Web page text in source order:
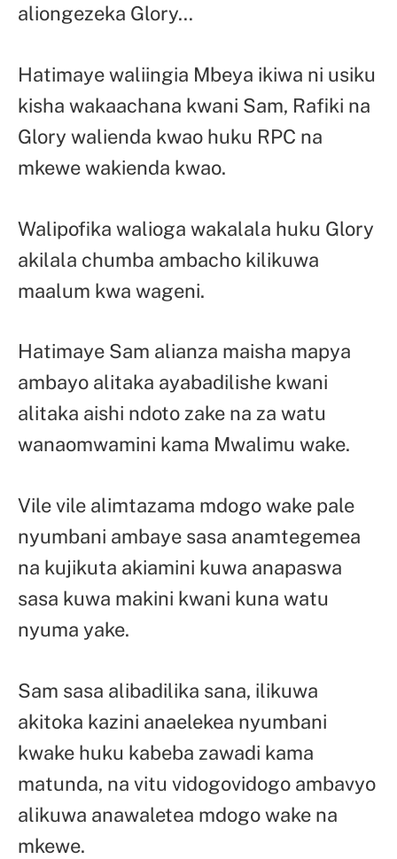
aliongezeka Glory…
Hatimaye waliingia Mbeya ikiwa ni usiku
kisha wakaachana kwani Sam, Rafiki na
Glory walienda kwao huku RPC na
mkewe wakienda kwao.
Walipofika walioga wakalala huku Glory
akilala chumba ambacho kilikuwa
maalum kwa wageni.
Hatimaye Sam alianza maisha mapya
ambayo alitaka ayabadilishe kwani
alitaka aishi ndoto zake na za watu
wanaomwamini kama Mwalimu wake.
Vile vile alimtazama mdogo wake pale
nyumbani ambaye sasa anamtegemea
na kujikuta akiamini kuwa anapaswa
sasa kuwa makini kwani kuna watu
nyuma yake.
Sam sasa alibadilika sana, ilikuwa
akitoka kazini anaelekea nyumbani
kwake huku kabeba zawadi kama
matunda, na vitu vidogovidogo ambavyo
alikuwa anawaletea mdogo wake na
mkewe.